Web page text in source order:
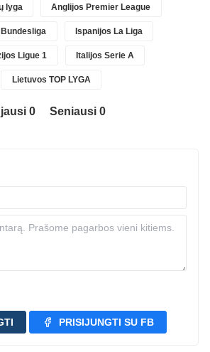
lyga Anglijos Premier League
Ispanijos La Liga
Ligue 1 Italijos Serie A
Lietuvos TOP LYGA
0
Seniausi 0
PRISIJUNGTI SU FB